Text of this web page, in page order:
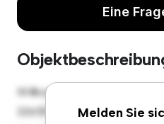
Eine
Melden Sie
Willkommen in Ihrem neuen
33659, Bielefeld! Diese